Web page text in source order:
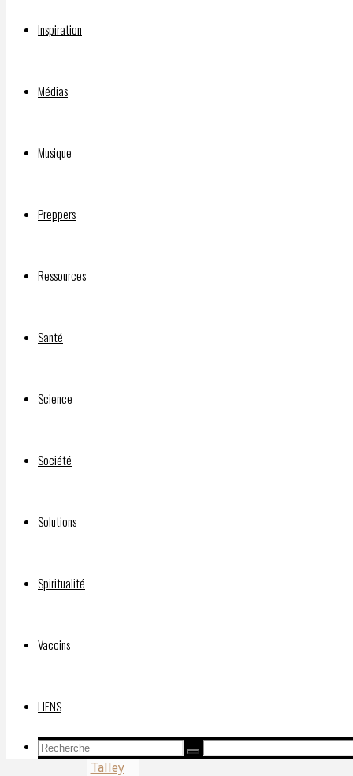
Inspiration
Médias
Musique
Preppers
Ressources
Santé
Science
Société
Solutions
Spiritualité
Vaccins
LIENS
Recherche
Recherche
Mary
Talley